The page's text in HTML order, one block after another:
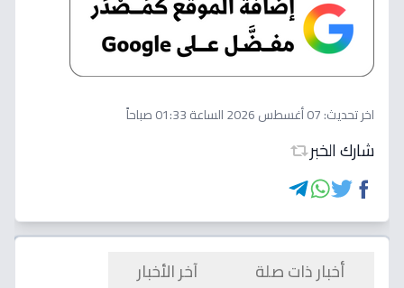
اخر تحديث:07 أغسطس 2026 الساعة 01:33 صباحاً
شارك الخبر
أخبار ذات صلة آخر الأخبار